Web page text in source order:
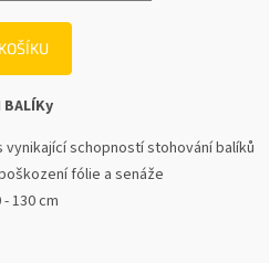
BALÍKy
schopností stohování balíků
fólie a senáže
130 cm